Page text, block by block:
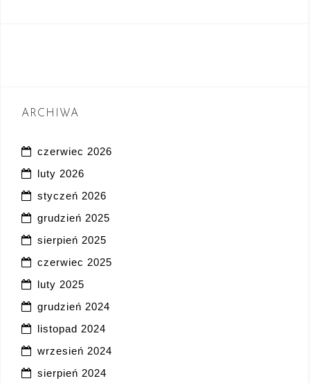
ARCHIWA
czerwiec 2026
luty 2026
styczeń 2026
grudzień 2025
sierpień 2025
czerwiec 2025
luty 2025
grudzień 2024
listopad 2024
wrzesień 2024
sierpień 2024